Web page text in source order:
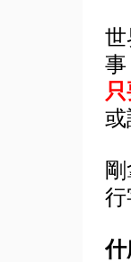
世
事
或
行
什